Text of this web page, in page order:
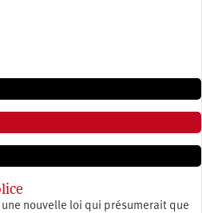
une nouvelle loi qui présumerait que